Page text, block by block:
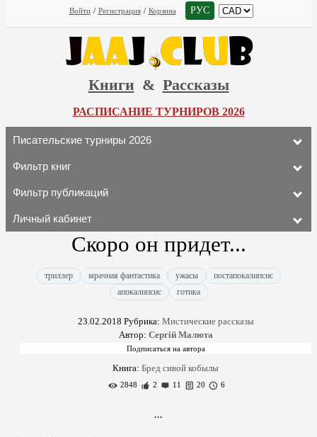
Войти / Регистрация / Корзина РУС
Книги & Рассказы
РАСПИСАНИЕ ТУРНИРОВ 2026
Писательские турниры 2026
Фильтр книг
Фильтр публикаций
Личный кабинет
Скоро он придет...
триллер мрачная фантастика ужасы
постапокалипсис
апокалипсис
готика
23.02.2018 Рубрика: Мистические рассказы
Автор: Сергій Малюта
Книга: Бред сивой кобылы
2848 2 11 20 6
...